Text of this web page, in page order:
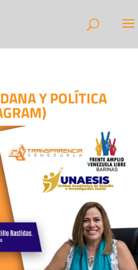
Y POLÍTICA